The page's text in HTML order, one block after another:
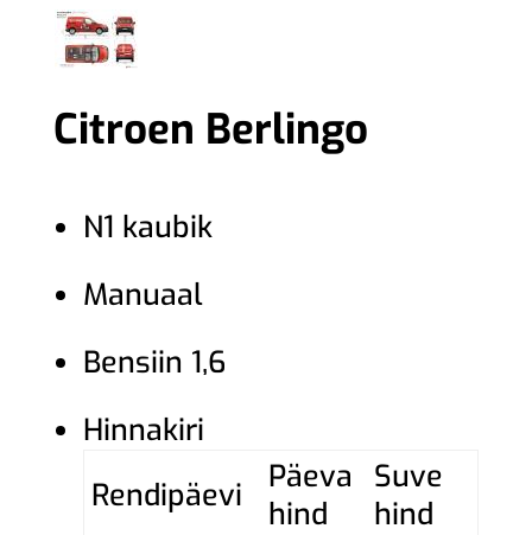
Citroen Berlingo
N1 kaubik
Manuaal
Bensiin 1,6
Hinnakiri
Rendipäevi
Päeva
hind
Suve
hind